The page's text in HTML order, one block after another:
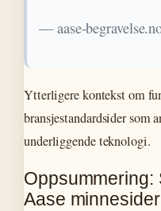
— aase-
Ytterligere kontekst om
bransjestandardsider som
underliggende teknologi.
Oppsummering:
Aase minnesider